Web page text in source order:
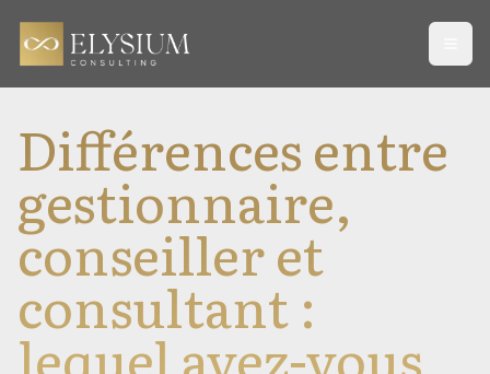
Différences entre
gestionnaire,
conseiller et
consultant :
lequel avez-vous